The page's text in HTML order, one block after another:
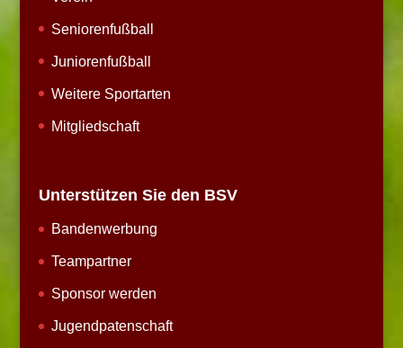
Seniorenfußball
Juniorenfußball
Weitere Sportarten
Mitgliedschaft
Unterstützen Sie den BSV
Bandenwerbung
Teampartner
Sponsor werden
Jugendpatenschaft